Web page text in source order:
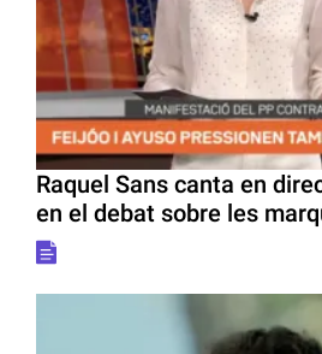
Raquel Sans canta en
en el debat sobre les